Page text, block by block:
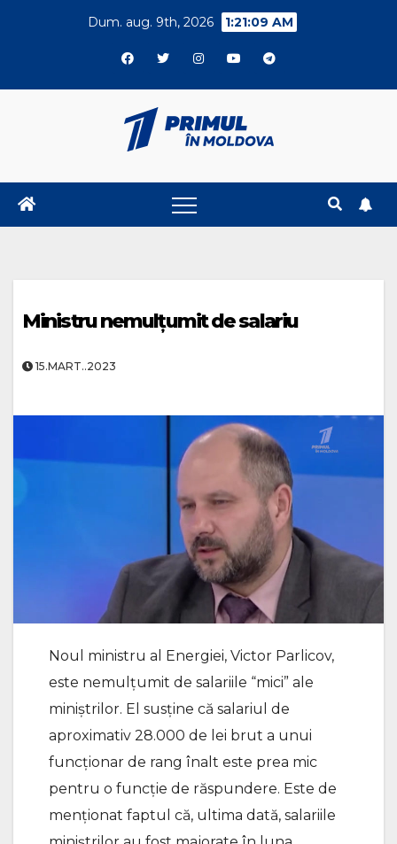
Dum. aug. 9th, 2026 1:21:10 AM
Ministru nemulțumit de salariu
15.MART..2023
Noul ministru al Energiei, Victor Parlicov,
este nemulțumit de salariile “mici” ale
miniștrilor. El susține că salariul de
aproximativ 28.000 de lei brut a unui
funcționar de rang înalt este prea mic
pentru o funcție de răspundere. Este de
menționat faptul că, ultima dată, salariile